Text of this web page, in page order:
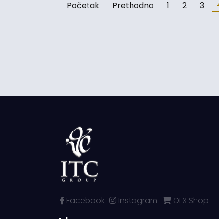
Početak Prethodna 1 2 3
Facebook Instagram
OLX Shop